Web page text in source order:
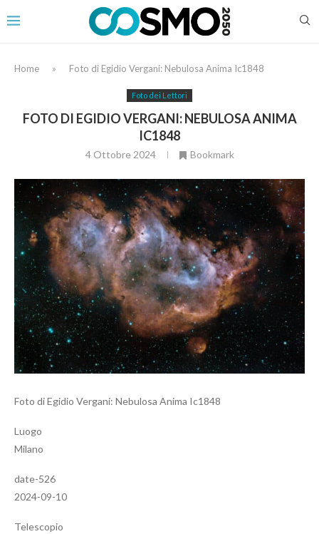
Home » Foto di Egidio Vergani: Nebulosa Anima Ic1848
Foto dei Lettori
FOTO DI EGIDIO VERGANI: NEBULOSA ANIMA
IC1848
4 Ottobre 2024 Bookmark
Foto di Egidio Vergani: Nebulosa Anima Ic1848
Luogo
Milano
date-526
2024-09-10
Telescopio